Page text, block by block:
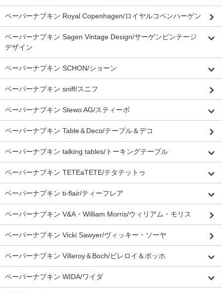
ペーパーナプキン Royal Copenhagen/ロイヤルコペンハーゲン
ペーパーナプキン Sagen Vintage Design/サーゲンビンテージ
デザイン
ペーパーナプキン SCHON/ショーン
ペーパーナプキン sniff/スニフ
ペーパーナプキン Stewo AG/スティーボ
ペーパーナプキン Table＆Deco/テーブル＆デコ
ペーパーナプキン talking tables/トーキングテーブル
ペーパーナプキン TETEaTETE/テタテットゥ
ペーパーナプキン ti-flair/ティーフレア
ペーパーナプキン V&A・William Morris/ウィリアム・モリス
ペーパーナプキン Vicki Sawyer/ヴィッキー・ソーヤ
ペーパーナプキン Villeroy＆Boch/ビレロイ＆ボッホ
ペーパーナプキン WIDA/ワイダ